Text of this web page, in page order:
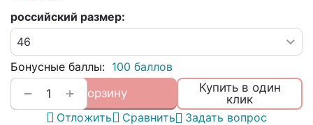
российский размер:
Бонусные баллы: 100 баллов
+
− В корзину
Купить в один
клик
Отложить
Сравнить Задать вопрос